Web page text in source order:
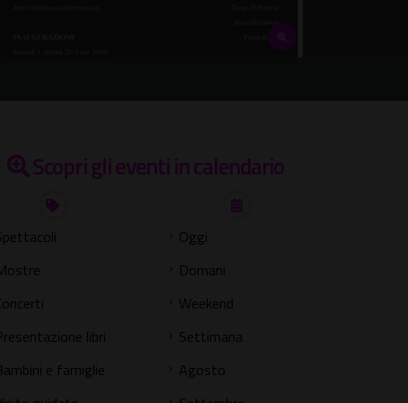
Scopri gli eventi in calendario
libri
e famiglie
Oggi
Domani
Weekend
Settimana
Agosto